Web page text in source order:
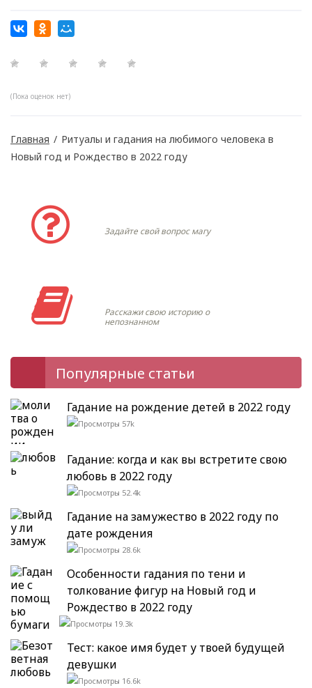
(Пока оценок нет)
Главная / Ритуалы и гадания на любимого человека в
Новый год и Рождество в 2022 году
Задайте свой вопрос магу
Расскажи свою историю о
непознанном
Популярные статьи
Гадание на рождение детей в 2022 году
57k
Гадание: когда и как вы встретите свою
любовь в 2022 году
52.4k
Гадание на замужество в 2022 году по
дате рождения
28.6k
Особенности гадания по тени и
толкование фигур на Новый год и
Рождество в 2022 году
19.3k
Тест: какое имя будет у твоей будущей
девушки
16.6k